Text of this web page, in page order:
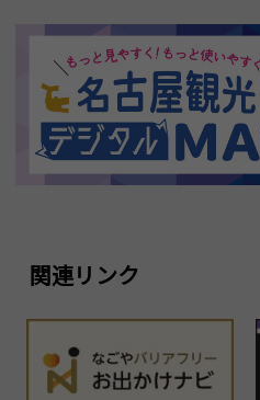
関連リンク